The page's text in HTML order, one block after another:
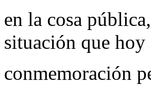
en la cosa
situación que hoy
conmemoración